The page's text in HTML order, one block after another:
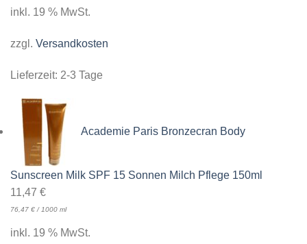
inkl. 19 % MwSt.
zzgl. Versandkosten
Lieferzeit: 2-3 Tage
Academie Paris Bronzecran Body
Sunscreen Milk SPF 15 Sonnen Milch Pflege 150ml
11,47 €
76,47 € / 1000 ml
inkl. 19 % MwSt.